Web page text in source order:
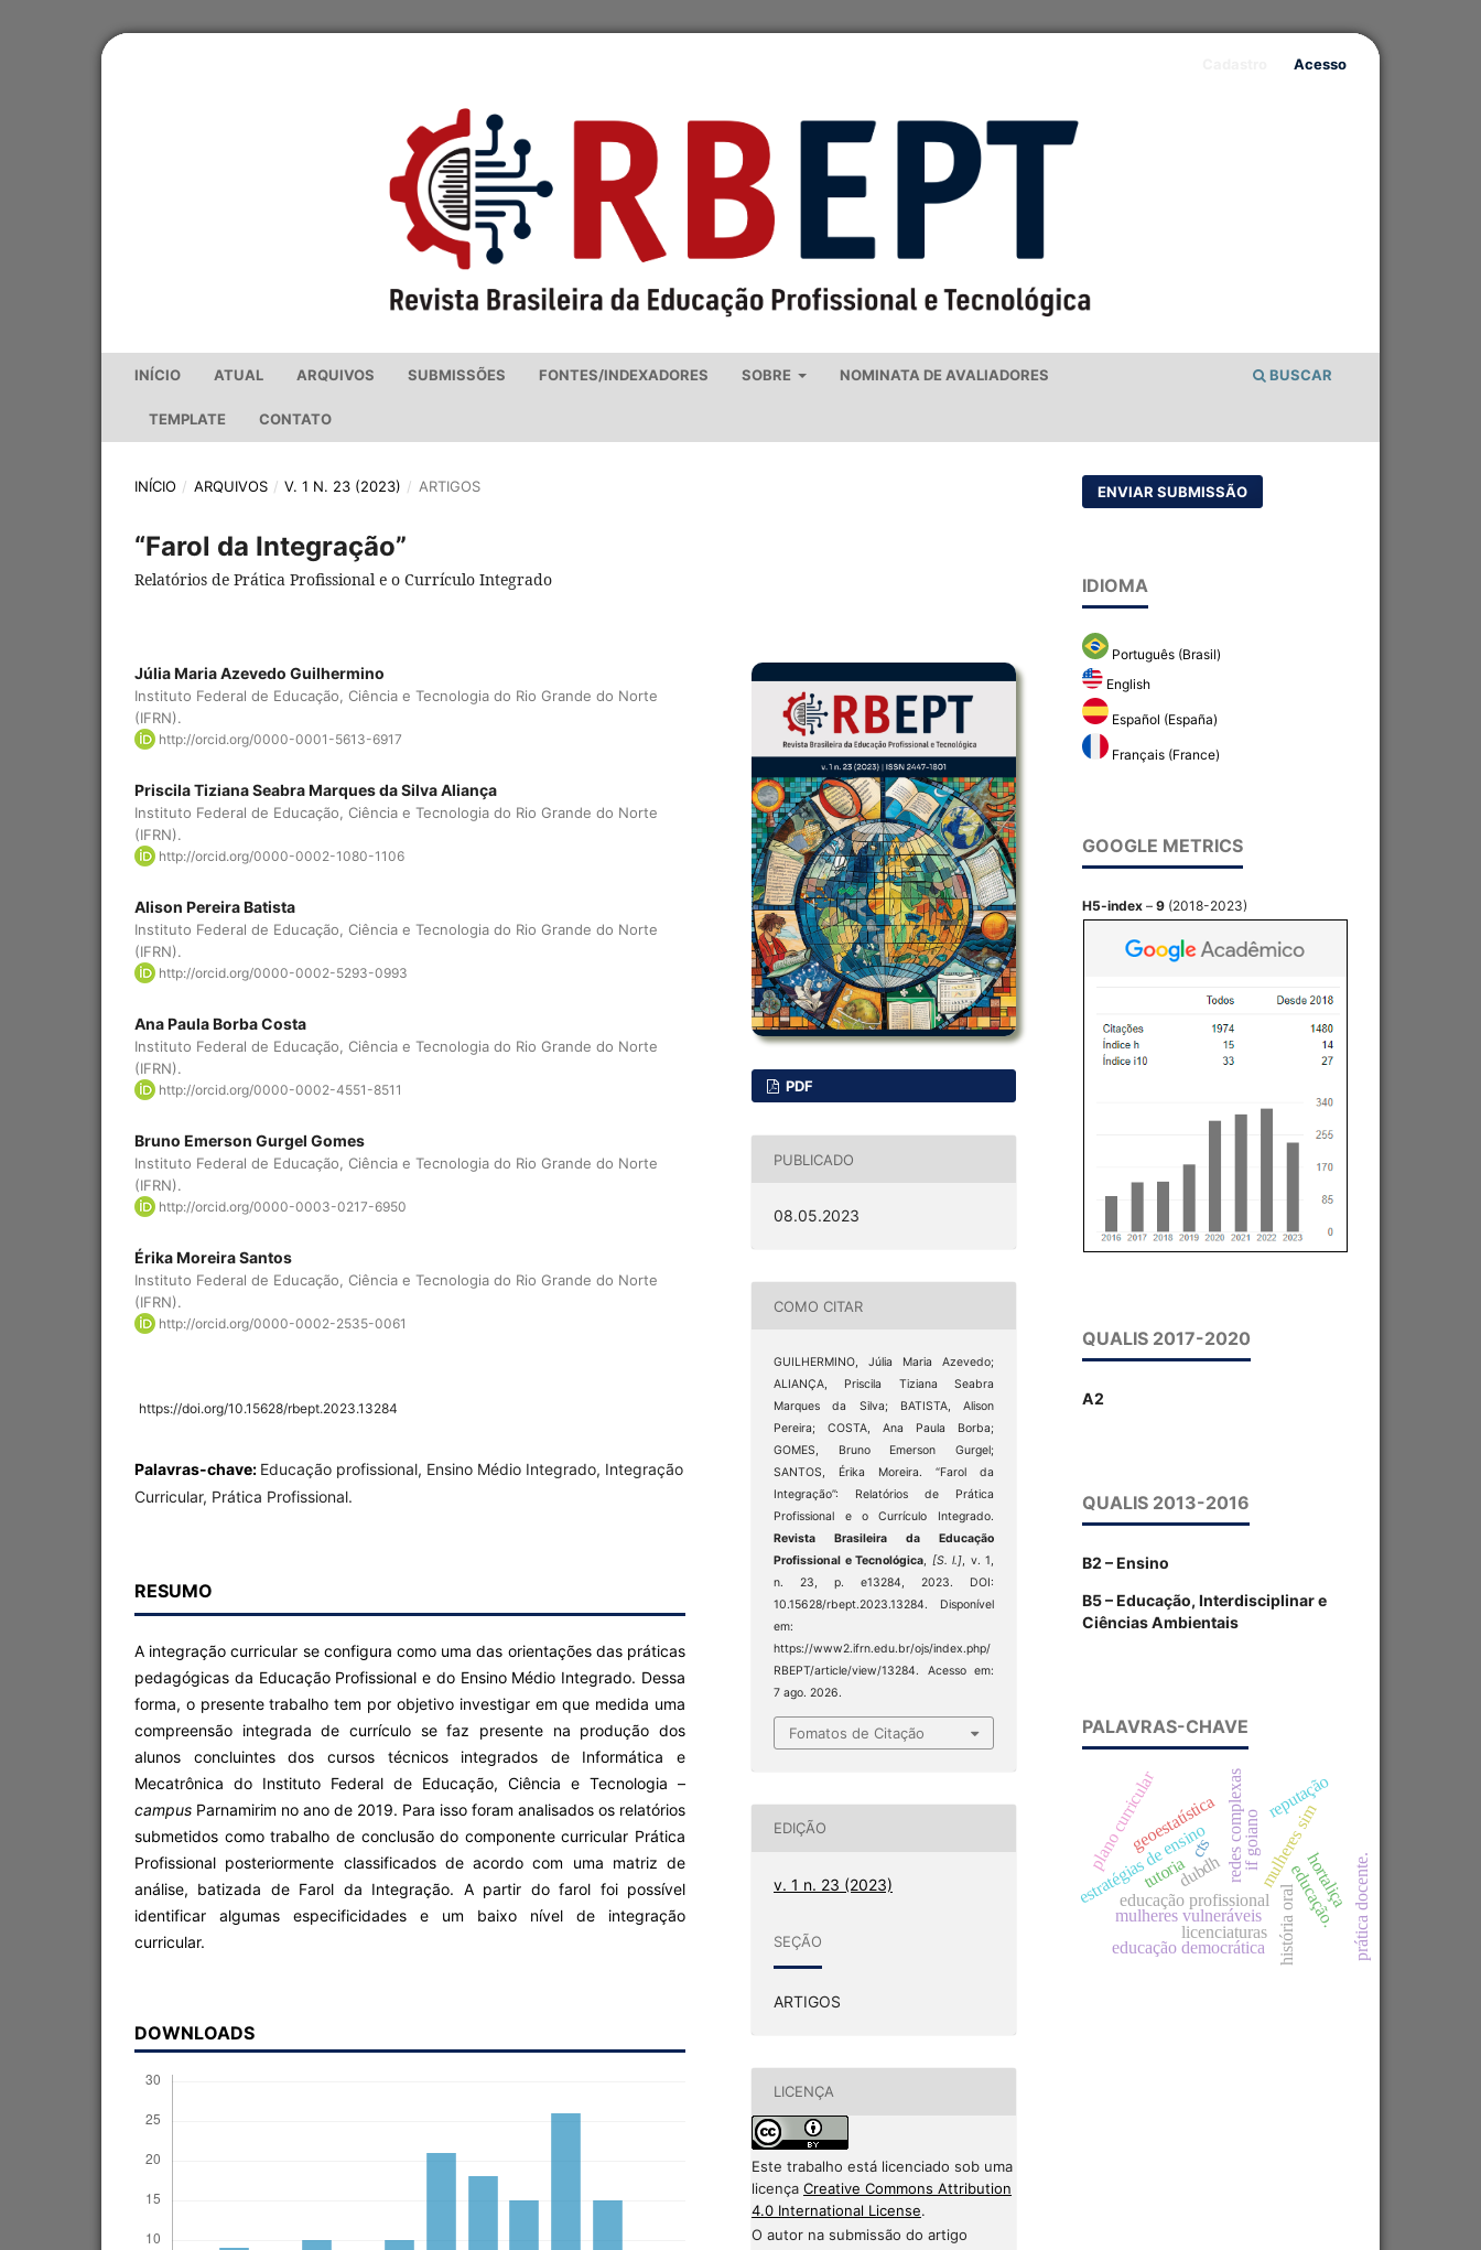
INÍCIO ATUAL ARQUIVOS SUBMISSÕES FONTES/INDEXADORES SOBRE NOMINATA DE AVALIADORES
TEMPLATE CONTATO
BUSCAR
Acesso
INÍCIO / ARQUIVOS / V. 1 N. 23 (2023) / ARTIGOS
“Farol da Integração”
Relatórios de Prática Profissional e o Currículo Integrado
Júlia Maria Azevedo Guilhermino
Instituto Federal de Educação, Ciência e Tecnologia do Rio Grande do Norte
(IFRN).
http://orcid.org/0000-0001-5613-6917
Priscila Tiziana Seabra Marques da Silva Aliança
Instituto Federal de Educação, Ciência e Tecnologia do Rio Grande do Norte
(IFRN).
http://orcid.org/0000-0002-1080-1106
Alison Pereira Batista
Instituto Federal de Educação, Ciência e Tecnologia do Rio Grande do Norte
(IFRN).
http://orcid.org/0000-0002-5293-0993
Ana Paula Borba Costa
Instituto Federal de Educação, Ciência e Tecnologia do Rio Grande do Norte
(IFRN).
http://orcid.org/0000-0002-4551-8511
Bruno Emerson Gurgel Gomes
Instituto Federal de Educação, Ciência e Tecnologia do Rio Grande do Norte
(IFRN).
http://orcid.org/0000-0003-0217-6950
Érika Moreira Santos
Instituto Federal de Educação, Ciência e Tecnologia do Rio Grande do Norte
(IFRN).
http://orcid.org/0000-0002-2535-0061
https://doi.org/10.15628/rbept.2023.13284
Palavras-chave: Educação profissional, Ensino Médio Integrado, Integração
Curricular, Prática Profissional.
RESUMO
A integração curricular se configura como uma das orientações das práticas
pedagógicas da Educação Profissional e do Ensino Médio Integrado. Dessa
forma, o presente trabalho tem por objetivo investigar em que medida uma
compreensão integrada de currículo se faz presente na produção dos
alunos concluintes dos cursos técnicos integrados de Informática e
Mecatrônica do Instituto Federal de Educação, Ciência e Tecnologia –
campus Parnamirim no ano de 2019. Para isso foram analisados os relatórios
submetidos como trabalho de conclusão do componente curricular Prática
Profissional posteriormente classificados de acordo com uma matriz de
análise, batizada de Farol da Integração. A partir do farol foi possível
identificar algumas especificidades e um baixo nível de integração
curricular.
DOWNLOADS
PDF
PUBLICADO
08.05.2023
COMO CITAR
GUILHERMINO, Júlia Maria Azevedo;
ALIANÇA, Priscila Tiziana Seabra
Marques da Silva; BATISTA, Alison
Pereira; COSTA, Ana Paula Borba;
GOMES, Bruno Emerson Gurgel;
SANTOS, Érika Moreira. “Farol da
Integração”: Relatórios de Prática
Profissional e o Currículo Integrado.
Revista Brasileira da Educação
Profissional e Tecnológica, [S. l.], v. 1,
n. 23, p. e13284, 2023. DOI:
10.15628/rbept.2023.13284. Disponível
em:
https://www2.ifrn.edu.br/ojs/index.php/
RBEPT/article/view/13284. Acesso em:
7 ago. 2026.
Fomatos de Citação
EDIÇÃO
v. 1 n. 23 (2023)
SEÇÃO
ARTIGOS
LICENÇA
Este trabalho está licenciado sob uma
licença Creative Commons Attribution
4.0 International License.
O autor na submissão do artigo
ENVIAR SUBMISSÃO
IDIOMA
Português (Brasil)
English
Español (España)
Français (France)
GOOGLE METRICS
H5-index – 9 (2018-2023)
QUALIS 2017-2020
A2
QUALIS 2013-2016
B2 – Ensino
B5 – Educação, Interdisciplinar e
Ciências Ambientais
PALAVRAS-CHAVE
educação profissional
estratégias de ensino redes complexas
plano curricular
história oraleducação.
mulheres sim
mulheres vulneráveis
hortaliça
licenciaturas
if goiano
reputação
prática docente.
educação democrática
dubdh
geoestatística
tutoria
cts